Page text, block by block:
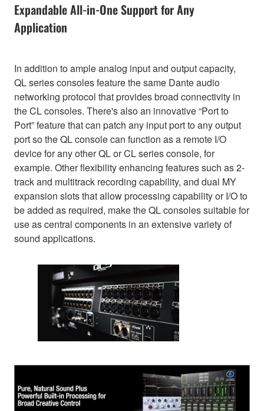
Expandable All-in-One Support for Any
Application
In addition to ample analog input and output capacity,
QL series consoles feature the same Dante audio
networking protocol that provides broad connectivity in
the CL consoles. There's also an innovative “Port to
Port” feature that can patch any input port to any output
port so the QL console can function as a remote I/O
device for any other QL or CL series console, for
example. Other flexibility enhancing features such as 2-
track and multitrack recording capability, and dual MY
expansion slots that allow processing capability or I/O to
be added as required, make the QL consoles suitable for
use as central components in an extensive variety of
sound applications.